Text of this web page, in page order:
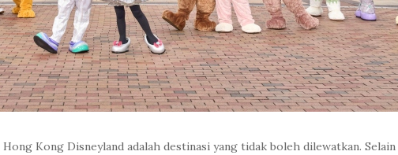
Kong Disneyland adalah destinasi yang tidak boleh dilewatkan. Selain